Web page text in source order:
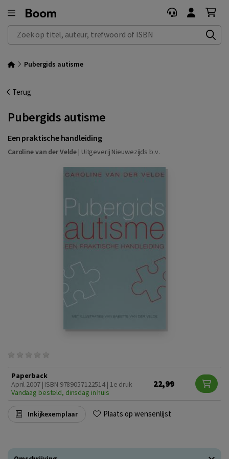
Zoek op titel, auteur, trefwoord of ISBN
Pubergids autisme
Terug
Pubergids autisme
Een praktische handleiding
Caroline van der Velde | Uitgeverij Nieuwezijds b.v.
Paperback
April 2007 | ISBN 9789057122514 | 1e druk
Vandaag besteld, dinsdag in huis
22,99
Inkijkexemplaar Plaats op wensenlijst